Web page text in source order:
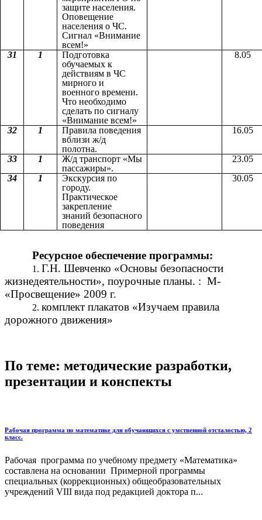
защите населения.
Оповещение
населения о ЧС.
Сигнал «Внимание
всем!»
31
1
Подготовка
обучаемых к
действиям в ЧС
мирного и
военного времени.
Что необходимо
сделать по сигналу
«Внимание всем!»
8.05
32 1
Правила поведения
вблизи ж/д
полотна.
16.05
33 1
Ж/д транспорт «Мы
пассажиры».
23.05
34
1
Экскурсия по
городу.
Практическое
закрепление
знаний безопасного
поведения
30.05
Ресурсное обеспечение программы:
Г.Н. Шевченко «Основы безопасности
жизнедеятельности», поурочные планы. : М-
«Просвещение» 2009 г.
комплект плакатов «Изучаем правила
дорожного движения»
По теме: методические разработки,
презентации и конспекты
Рабочая программа по математике для обучающихся с умственной отсталостью, 2
класс.
Рабочая программа по учебному предмету «Математика»
составлена на основании Примерной программы
специальных (коррекционных) общеобразовательных
учреждений VIII вида под редакцией доктора п...